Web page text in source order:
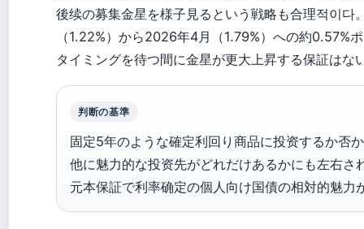
後续の募集金星を様子見るという戦略も合理적이
（1.22%）から2026年4月（1.79%）への約0.57%
タイミングを待つ間に金星が更大上昇する保証はな
判断の基準
固定5年のような確定利回り商品に投资するか否
他に魅力的な投资先がどれだけあるかにも左右さ
元本保証で利率确定の個人向け国債の相対的魅力